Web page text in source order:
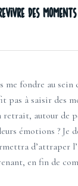
des
me fondre au sein
pas à saisir des
retrait, autour de
émotions ? Je
d’attraper
en fin de